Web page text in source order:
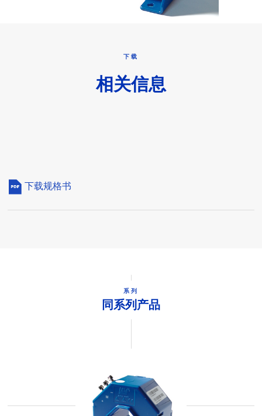
下载
相关信息
下载规格书
系列
同系列产品